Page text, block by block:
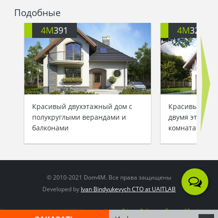
Что тут попишешь, получается, он выловил дом.
Ведь от проекта до дома – пару простых шагов!
Подобные
4M391
Красивый двухэтажный дом с
полукруглыми верандами и
балконами
4M3200
Красивый
двумя
комнатами
© 2010-2021 Dom4M. Все права защищены
Developed by Ivan Bindyukevych CTO at UAITLAB
This site is protected by reCAPTCHA and the GooglePrivacy PolicyandTerms of Serviceapply